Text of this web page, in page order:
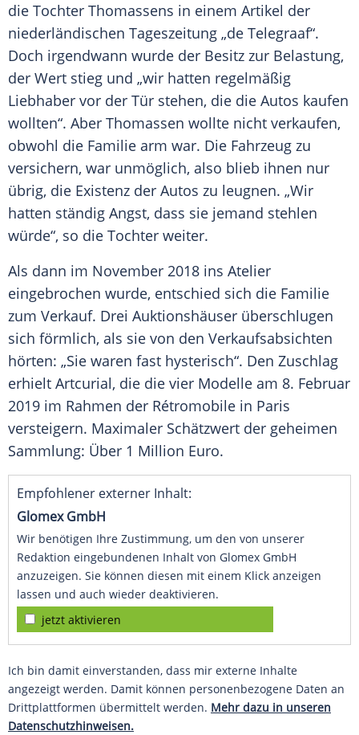
die Tochter Thomassens in einem Artikel der
niederländischen Tageszeitung „de Telegraaf“.
Doch irgendwann wurde der Besitz zur Belastung,
der Wert stieg und „wir hatten regelmäßig
Liebhaber vor der Tür stehen, die die Autos kaufen
wollten“. Aber Thomassen wollte nicht verkaufen,
obwohl die Familie arm war. Die Fahrzeug zu
versichern, war unmöglich, also blieb ihnen nur
übrig, die Existenz der Autos zu leugnen. „Wir
hatten ständig Angst, dass sie jemand stehlen
würde“, so die Tochter weiter.
Als dann im November 2018 ins Atelier
eingebrochen wurde, entschied sich die Familie
zum Verkauf. Drei Auktionshäuser überschlugen
sich förmlich, als sie von den Verkaufsabsichten
hörten: „Sie waren fast hysterisch“. Den Zuschlag
erhielt Artcurial, die die vier Modelle am 8. Februar
2019 im Rahmen der Rétromobile in Paris
versteigern. Maximaler Schätzwert der geheimen
Sammlung: Über 1 Million Euro.
Empfohlener externer Inhalt:
Glomex GmbH
Wir benötigen Ihre Zustimmung, um den von unserer
Redaktion eingebundenen Inhalt von Glomex GmbH
anzuzeigen. Sie können diesen mit einem Klick anzeigen
lassen und auch wieder deaktivieren.
jetzt aktivieren
Ich bin damit einverstanden, dass mir externe Inhalte
angezeigt werden. Damit können personenbezogene Daten an
Drittplattformen übermittelt werden. Mehr dazu in unseren
Datenschutzhinweisen.